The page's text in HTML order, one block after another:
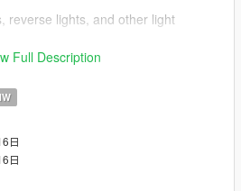
reverse lights, and other light
Full Description
日
日